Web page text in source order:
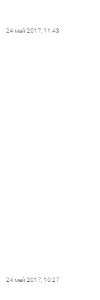
24 май 2017, 11:43
24 май 2017, 10:27